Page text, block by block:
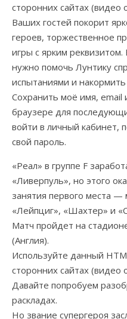
сторонних сайтах (видео
Ваших гостей покорит
героев, торжественное
игры с ярким
нужно помочь Лунтику
испытаниями и
Сохранить моё имя, email
браузере для
войти в личный кабинет,
свой пароль.
«Реал» в группе F
«Ливерпуль», но этого
занятия первого места
«Лейпциг», «Шахтер» и
Матч пройдет на
(Англия).
Используйте данный
сторонних сайтах (видео
Давайте попробуем
раскладах.
Но звание супергероя